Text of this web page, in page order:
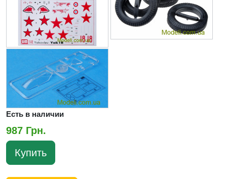
Есть в наличии
987 Грн.
Купить